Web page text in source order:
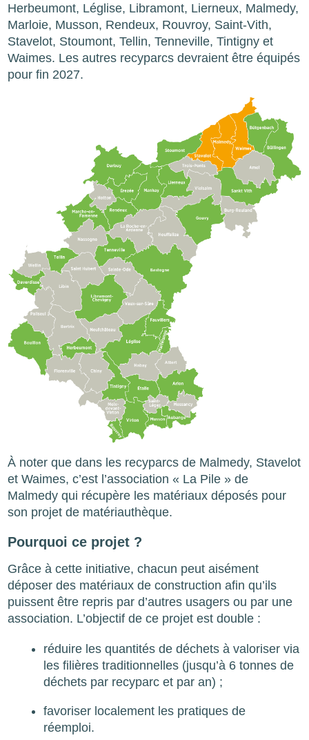
Herbeumont, Léglise, Libramont, Lierneux, Malmedy,
Marloie, Musson, Rendeux, Rouvroy, Saint-Vith,
Stavelot, Stoumont, Tellin, Tenneville, Tintigny et
Waimes. Les autres recyparcs devraient être équipés
pour fin 2027.
À noter que dans les recyparcs de Malmedy, Stavelot
et Waimes, c’est l’association « La Pile » de
Malmedy qui récupère les matériaux déposés pour
son projet de matériauthèque.
Pourquoi ce projet ?
Grâce à cette initiative, chacun peut aisément
déposer des matériaux de construction afin qu’ils
puissent être repris par d’autres usagers ou par une
association. L’objectif de ce projet est double :
réduire les quantités de déchets à valoriser via
les filières traditionnelles (jusqu’à 6 tonnes de
déchets par recyparc et par an) ;
favoriser localement les pratiques de
réemploi.